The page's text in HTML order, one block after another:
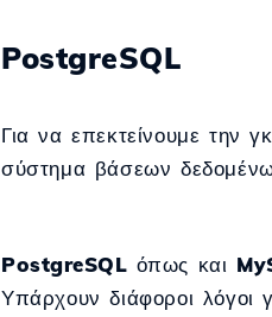
PostgreSQL
Για να επεκτείνουμε την
σύστημα βάσεων
PostgreSQL όπως και
Υπάρχουν διάφοροι λόγοι